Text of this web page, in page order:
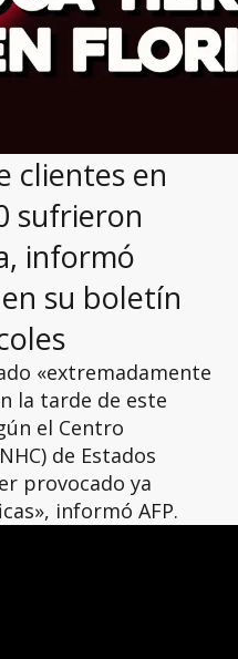
clientes en
sufrieron
informó
su boletín
«extremadamente
la tarde de este
el Centro
de Estados
provocado ya
informó AFP.